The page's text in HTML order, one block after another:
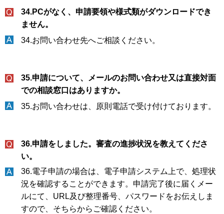
34.PCがなく、申請要領や様式類がダウンロードでき
ません。
34.お問い合わせ先へご相談ください。
35.申請について、メールのお問い合わせ又は直接対面
での相談窓口はありますか。
35.お問い合わせは、原則電話で受け付けております。
36.申請をしました。審査の進捗状況を教えてくださ
い。
36.電子申請の場合は、電子申請システム上で、処理状
況を確認することができます。申請完了後に届くメー
ルにて、URL及び整理番号、パスワードをお伝えしま
すので、そちらからご確認ください。